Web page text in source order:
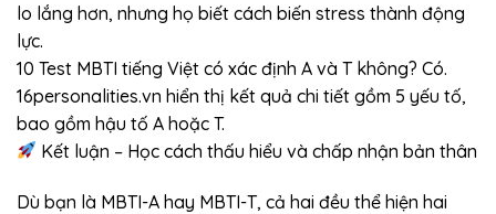
lo lắng hơn, nhưng họ biết cách biến stress thành động
lực.
10 Test MBTI tiếng Việt có xác định A và T không? Có.
16personalities.vn hiển thị kết quả chi tiết gồm 5 yếu tố,
bao gồm hậu tố A hoặc T.
Kết luận – Học cách thấu hiểu và chấp nhận bản thân
Dù bạn là MBTI-A hay MBTI-T, cả hai đều thể hiện hai